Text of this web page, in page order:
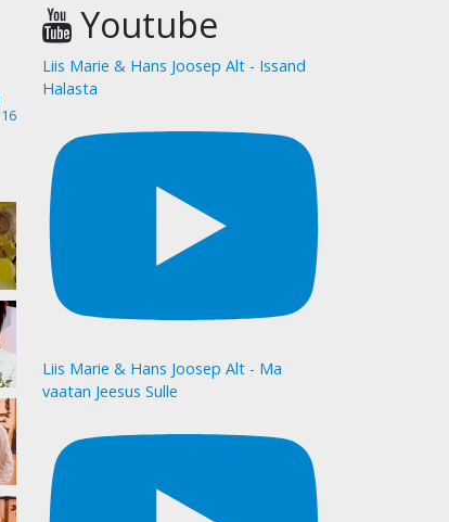
16
Youtube
Liis Marie & Hans Joosep Alt - Issand
Halasta
Liis Marie & Hans Joosep Alt - Ma
vaatan Jeesus Sulle